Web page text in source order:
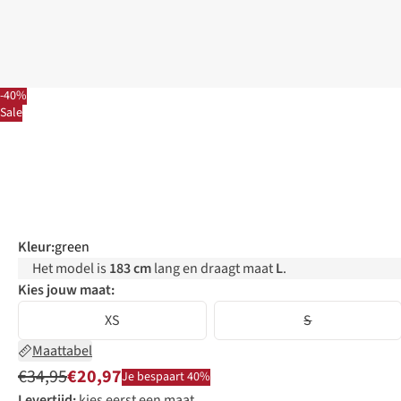
-40%
Sale
Kleur:green
Het model is 183 cmlang en draagt maatL.
Kies jouw maat:
XS
S
Maattabel
€34,95€20,97Je bespaart 40%